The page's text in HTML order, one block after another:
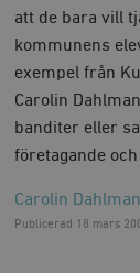
att de bara vill
kommunens
exempel från
Carolin
banditer eller
företagande
Carolin Dahlman
Publicerad 18 mars